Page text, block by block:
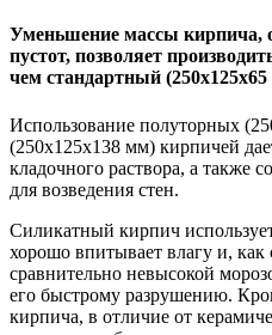
Уменьшение массы кирпича,
пустот, позволяет
чем стандартный
Использование полуторных
(250х125х138 мм) кирпичей
кладочного раствора, а также
для возведения стен.
Силикатный кирпич
хорошо впитывает влагу и, как
сравнительно невысокой
его быстрому разрушению.
кирпича, в отличие от